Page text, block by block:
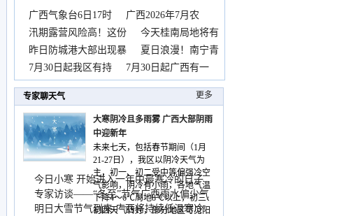
秀山
邂逅
广西气象台6日17时
广西2026年7月农
汛期露营风险高！这份
今天桂南局地将有
暴雨
昨日防城港大部出现暴
夏日浪漫！南宁青
秀山
7月30日起我区有持 7月30日起广西有一
专家聊天气 更多
大寒阴冷且多雨雾 广西大部阴雨
中迎新年
未来七天，包括春节期间（1月
21-27日），我区以阴冷天气为
主，初一、初二受中等偏强冷空
气影响，阴冷有小雨，各地气温
下降4～6℃局地8℃以上，初三、
初四天气转好，部分地区可见阳
今日小寒 开始进入一年中最寒冷的日子
专家访谈——“冬至”节气广西雨水偏少气
温低
明日大雪节气到来 广西将持续低温寒冷